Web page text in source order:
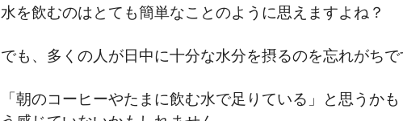
水を飲むのはとても簡単なことのように思えますよね？
でも、多くの人が日中に十分な水分を摂るのを忘れがちで
「朝のコーヒーやたまに飲む水で足りている」と思うか